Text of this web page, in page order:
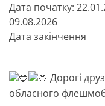
Дата початку:
09.08.2026
Дата закінчення
Дорогі
обласного